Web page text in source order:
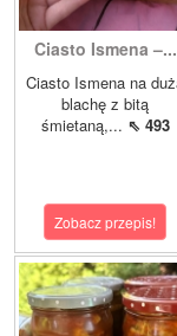
Ciasto Ismena –...
Ciasto Ismena na
blachę z bitą
śmietaną,... ⇖ 493
Zobacz przepis!